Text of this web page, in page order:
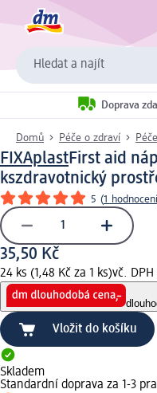
Hledat a najít
Doprava
Domů Péče o zdraví
FIXAplastFirst aid
kszdravotnický
5 (1 hodnocení
35,50 Kč
24 ks (1,48 Kč za 1 ks)vč. DPH
Vložit do košíku
Skladem
Standardní doprava za 1-3